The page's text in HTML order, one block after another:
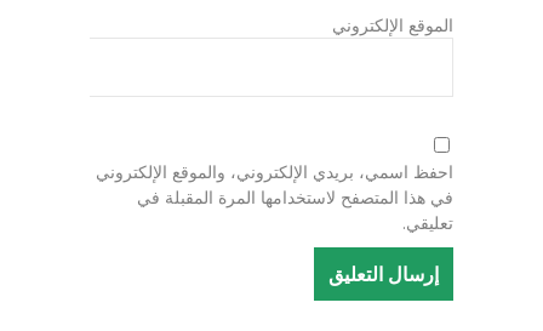
الموقع الإلكتروني
احفظ اسمي، بريدي الإلكتروني، والموقع الإلكتروني
في هذا المتصفح لاستخدامها المرة المقبلة في
تعليقي.